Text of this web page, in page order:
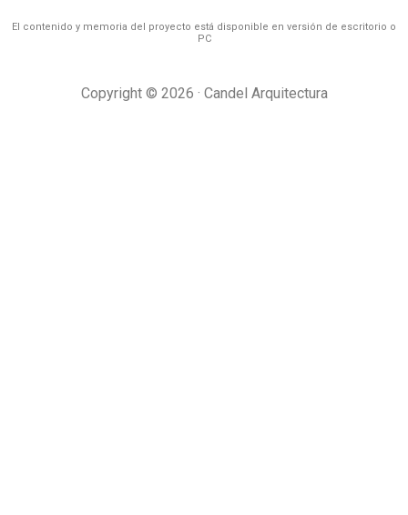
El contenido y memoria del proyecto está disponible en versión de escritorio o
PC
Copyright © 2026 · Candel Arquitectura